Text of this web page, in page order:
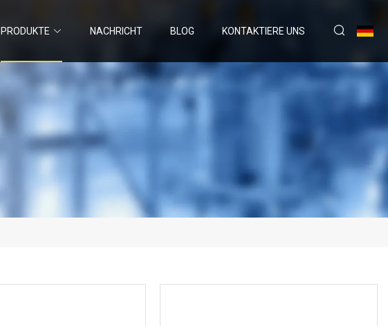
PRODUKTE NACHRICHT BLOG KONTAKTIERE UNS